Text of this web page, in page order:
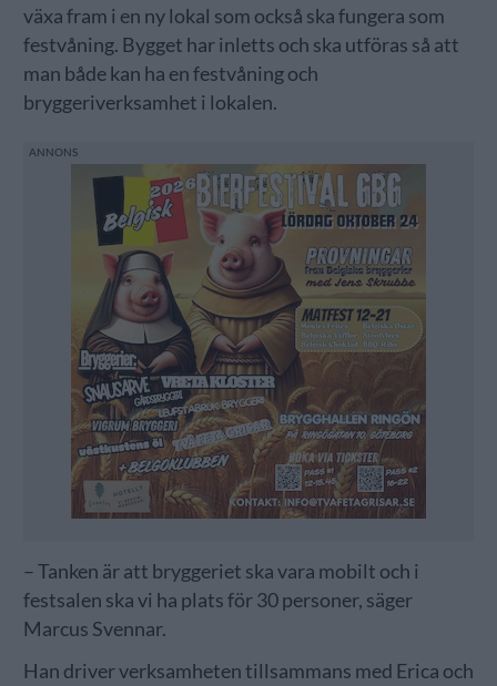
växa fram i en ny lokal som också ska fungera som
festvåning. Bygget har inletts och ska utföras så att
man både kan ha en festvåning och
bryggeriverksamhet i lokalen.
– Tanken är att bryggeriet ska vara mobilt och i
festsalen ska vi ha plats för 30 personer, säger
Marcus Svennar.
Han driver verksamheten tillsammans med Erica och